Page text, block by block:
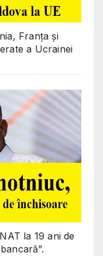
Franța și
a Ucrainei
la 19 ani de